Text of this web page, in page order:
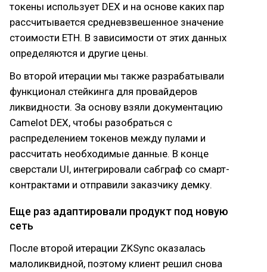
токены использует DEX и на основе каких пар
рассчитывается средневзвешенное значение
стоимости ETH. В зависимости от этих данных
определяются и другие цены.
Во второй итерации мы также разрабатывали
функционал стейкинга для провайдеров
ликвидности. За основу взяли документацию
Camelot DEX, чтобы разобраться с
распределением токенов между пулами и
рассчитать необходимые данные. В конце
сверстали UI, интегрировали сабграф со смарт-
контрактами и отправили заказчику демку.
Еще раз адаптировали продукт под новую
сеть
После второй итерации ZKSync оказалась
малоликвидной, поэтому клиент решил снова